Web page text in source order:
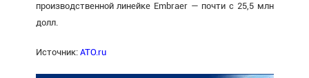
производственной линейке Embraer — почти с 25,5 млн
долл.
Источник: ATO.ru